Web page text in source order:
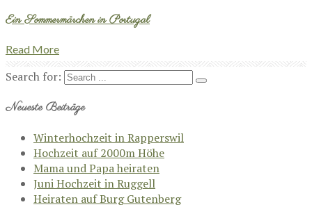
Ein Sommermärchen in Portugal
Read More
Search for:
Neueste Beiträge
Winterhochzeit in Rapperswil
Hochzeit auf 2000m Höhe
Mama und Papa heiraten
Juni Hochzeit in Ruggell
Heiraten auf Burg Gutenberg